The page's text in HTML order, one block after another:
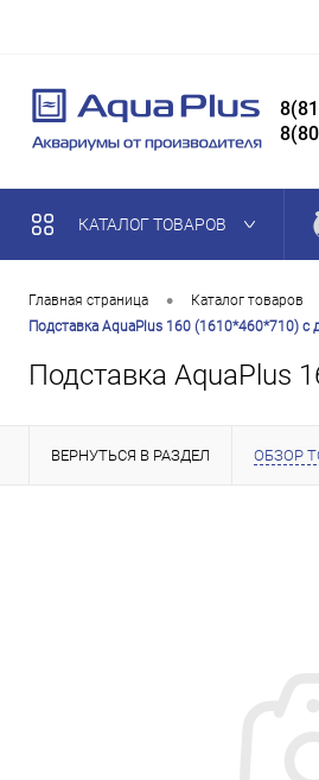
КАТАЛОГ ТОВАРОВ
Главная страница • Каталог товаров
Подставка AquaPlus 160 (1610*460*710)
Подставка AquaPlus
ВЕРНУТЬСЯ В РАЗДЕЛ ОБЗОР